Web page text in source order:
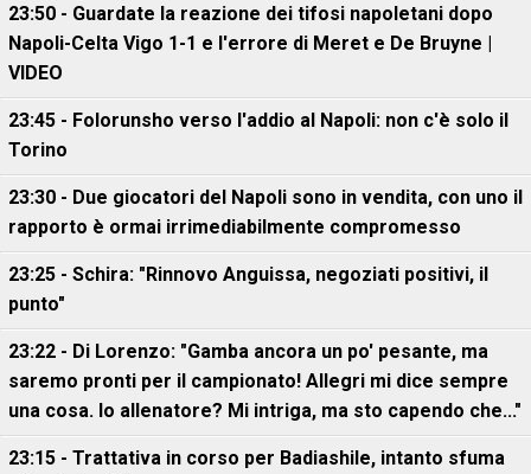
23:50 - Guardate la reazione dei tifosi napoletani dopo
Napoli-Celta Vigo 1-1 e l'errore di Meret e De Bruyne |
VIDEO
23:45 - Folorunsho verso l'addio al Napoli: non c'è solo il
Torino
23:30 - Due giocatori del Napoli sono in vendita, con uno il
rapporto è ormai irrimediabilmente compromesso
23:25 - Schira: "Rinnovo Anguissa, negoziati positivi, il
punto"
23:22 - Di Lorenzo: "Gamba ancora un po' pesante, ma
saremo pronti per il campionato! Allegri mi dice sempre
una cosa. Io allenatore? Mi intriga, ma sto capendo che..."
23:15 - Trattativa in corso per Badiashile, intanto sfuma